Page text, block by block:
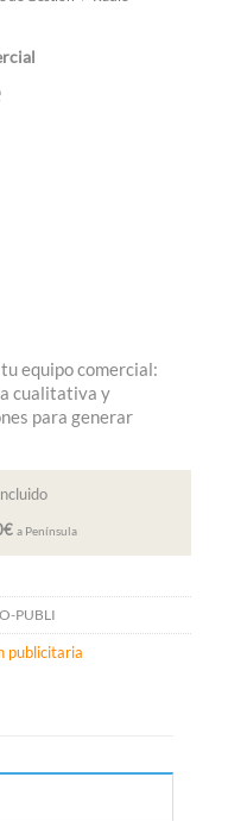
equipo comercial:
cualitativa y
para generar
a Península
PUBLI
publicitaria